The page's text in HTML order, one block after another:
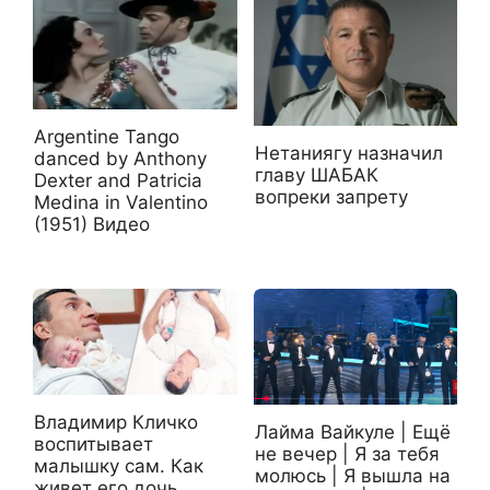
Argentine Tango
danced by Anthony
Dexter and Patricia
Medina in Valentino
(1951) Видео
Нетаниягу назначил
главу ШАБАК
вопреки запрету
Владимир Кличко
воспитывает
малышку сам. Как
Лайма Вайкуле | Ещё
не вечер | Я за тебя
молюсь | Я вышла на